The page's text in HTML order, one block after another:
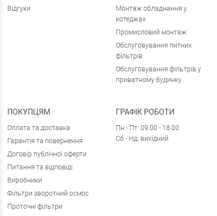
Відгуки
Монтаж обладнання у
котеджах
Промисловий монтаж
Обслуговування питних
фільтрів
Обслуговування фільтрів у
приватному будинку
ПОКУПЦЯМ
Оплата та доставка
Гарантія та повернення
Договір публічної оферти
Питання та відповіді
Виробники
Фільтри зворотний осмос
Проточні фільтри
ГРАФІК РОБОТИ
Пн - Пт: 09:00 - 18:00
Сб - Нд: вихідний